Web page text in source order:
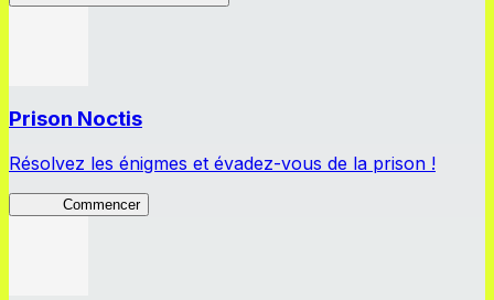
Prison Noctis
Résolvez les énigmes et évadez-vous de la prison !
Commencer